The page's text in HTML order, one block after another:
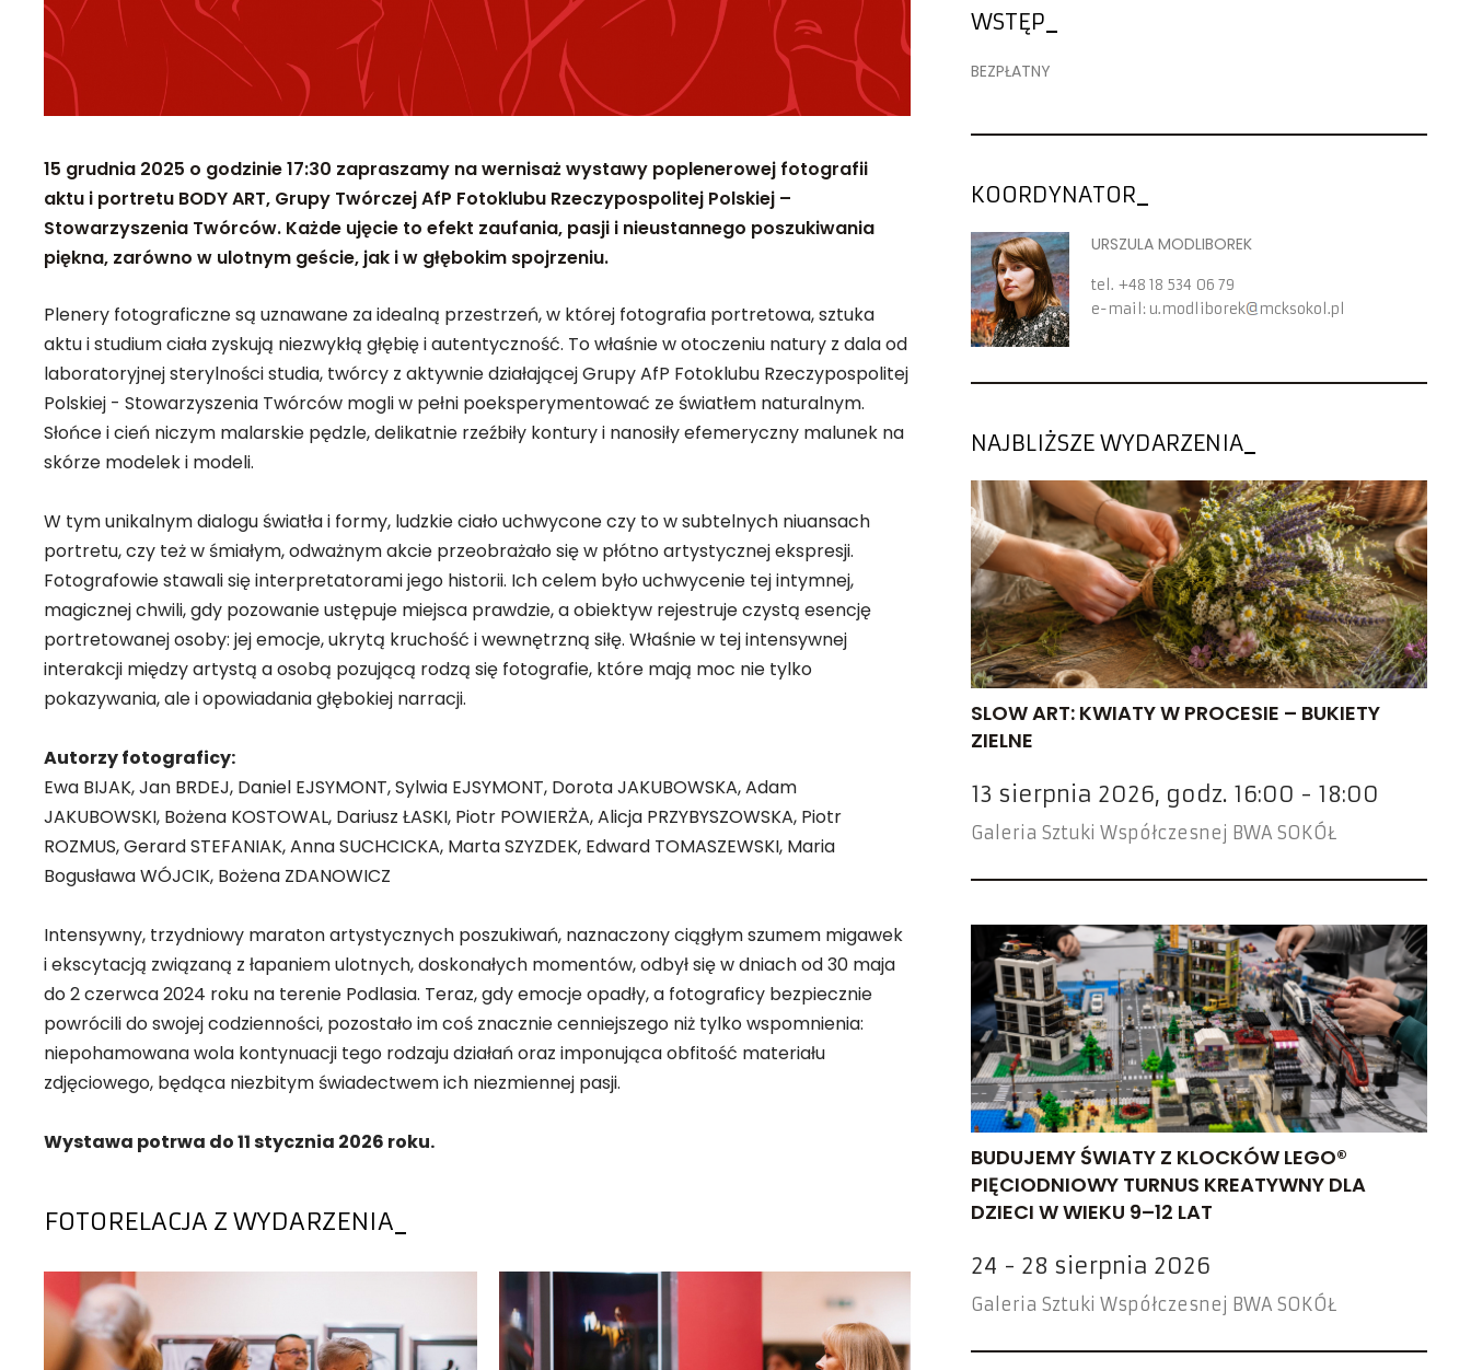
15 grudnia 2025 o godzinie 17:30 zapraszamy na wernisaż wystawy poplenerowej fotografii
aktu i portretu BODY ART, Grupy Twórczej AfP Fotoklubu Rzeczypospolitej Polskiej –
Stowarzyszenia Twórców. Każde ujęcie to efekt zaufania, pasji i nieustannego poszukiwania
piękna, zarówno w ulotnym geście, jak i w głębokim spojrzeniu.
Plenery fotograficzne są uznawane za idealną przestrzeń, w której fotografia portretowa, sztuka
aktu i studium ciała zyskują niezwykłą głębię i autentyczność. To właśnie w otoczeniu natury z dala od
laboratoryjnej sterylności studia, twórcy z aktywnie działającej Grupy AfP Fotoklubu Rzeczypospolitej
Polskiej - Stowarzyszenia Twórców mogli w pełni poeksperymentować ze światłem naturalnym.
Słońce i cień niczym malarskie pędzle, delikatnie rzeźbiły kontury i nanosiły efemeryczny malunek na
skórze modelek i modeli.
W tym unikalnym dialogu światła i formy, ludzkie ciało uchwycone czy to w subtelnych niuansach
portretu, czy też w śmiałym, odważnym akcie przeobrażało się w płótno artystycznej ekspresji.
Fotografowie stawali się interpretatorami jego historii. Ich celem było uchwycenie tej intymnej,
magicznej chwili, gdy pozowanie ustępuje miejsca prawdzie, a obiektyw rejestruje czystą esencję
portretowanej osoby: jej emocje, ukrytą kruchość i wewnętrzną siłę. Właśnie w tej intensywnej
interakcji między artystą a osobą pozującą rodzą się fotografie, które mają moc nie tylko
pokazywania, ale i opowiadania głębokiej narracji.
Autorzy fotograficy:
Ewa BIJAK, Jan BRDEJ, Daniel EJSYMONT, Sylwia EJSYMONT, Dorota JAKUBOWSKA, Adam
JAKUBOWSKI, Bożena KOSTOWAL, Dariusz ŁASKI, Piotr POWIERŻA, Alicja PRZYBYSZOWSKA, Piotr
ROZMUS, Gerard STEFANIAK, Anna SUCHCICKA, Marta SZYZDEK, Edward TOMASZEWSKI, Maria
Bogusława WÓJCIK, Bożena ZDANOWICZ
Intensywny, trzydniowy maraton artystycznych poszukiwań, naznaczony ciągłym szumem migawek
i ekscytacją związaną z łapaniem ulotnych, doskonałych momentów, odbył się w dniach od 30 maja
do 2 czerwca 2024 roku na terenie Podlasia. Teraz, gdy emocje opadły, a fotograficy bezpiecznie
powrócili do swojej codzienności, pozostało im coś znacznie cenniejszego niż tylko wspomnienia:
niepohamowana wola kontynuacji tego rodzaju działań oraz imponująca obfitość materiału
zdjęciowego, będąca niezbitym świadectwem ich niezmiennej pasji.
Wystawa potrwa do 11 stycznia 2026 roku.
FOTORELACJA Z WYDARZENIA
WSTĘP
BEZPŁATNY
KOORDYNATOR
URSZULA MODLIBOREK
tel. +48 18 534 06 79
e-mail: u.modliborek mcksokol.pl
NAJBLIŻSZE WYDARZENIA
SLOW ART: KWIATY W PROCESIE – BUKIETY
ZIELNE
13 sierpnia 2026, godz. 16:00 - 18:00
Galeria Sztuki Współczesnej BWA SOKÓŁ
BUDUJEMY ŚWIATY Z KLOCKÓW LEGO®
PIĘCIODNIOWY TURNUS KREATYWNY DLA
DZIECI W WIEKU 9–12 LAT
24 - 28 sierpnia 2026
Galeria Sztuki Współczesnej BWA SOKÓŁ